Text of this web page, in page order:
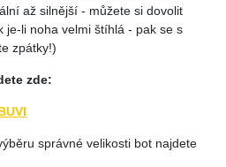
až silnější - můžete si dovolit
li noha velmi štíhlá - pak se s
zpátky!)
zde:
správné velikosti bot najdete